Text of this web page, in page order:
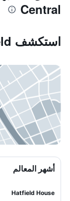
Central
استكشف Hatfield
أشهر المعالم
Hatfield House